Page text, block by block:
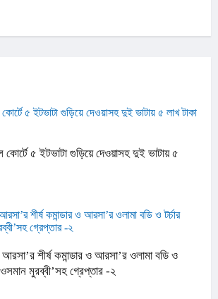
কোর্টে ৫ ইটভাটা গুড়িয়ে দেওয়াসহ দুই ভাটায় ৫
আরসা’র শীর্ষ কমান্ডার ও আরসা’র ওলামা বডি ও
ওসমান মুরব্বী’সহ গ্রেপ্তার -২